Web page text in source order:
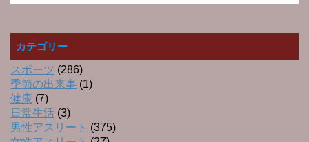
カテゴリー
スポーツ (286)
季節の出来事 (1)
健康 (7)
日常生活 (3)
男性アスリート (375)